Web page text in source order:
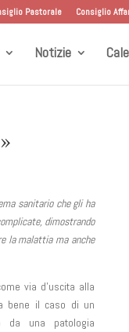
Pastorale Consiglio
Notizie
sanitario che gli ha
dimostrando
la malattia ma anche
via d’uscita alla
bene il caso di un
da una patologia